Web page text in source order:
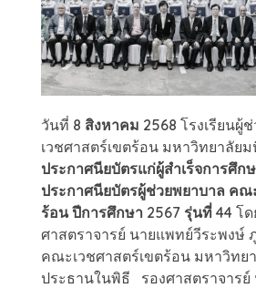
วันที่ 8 สิงหาคม 2568 โรงเรียนผู้
เวชศาสตร์เขตร้อน มหาวิทยาลัย
ประกาศนียบัตรแก่ผู้สำเร็จการศึก
ประกาศนียบัตรผู้ช่วยพยาบาล คณ
ร้อน ปีการศึกษา 2567 รุ่นที่ 44 โด
ศาสตราจารย์ นายแพทย์วีระพง
คณะเวชศาสตร์เขตร้อน มหาวิทย
ประธานในพิธี รองศาสตราจารย์